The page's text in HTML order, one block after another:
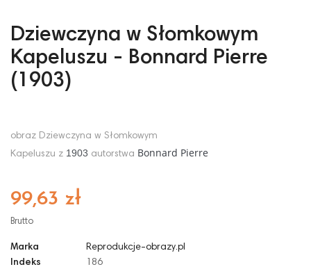
Dziewczyna w Słomkowym
Kapeluszu - Bonnard Pierre
(1903)
obraz Dziewczyna w Słomkowym
Kapeluszu z 1903 autorstwa Bonnard Pierre
99,63 zł
Brutto
Marka
Reprodukcje-obrazy.pl
Indeks
186